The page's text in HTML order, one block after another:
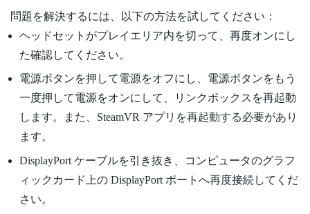
問題を解決するには、以下の方法を試してください：
ヘッドセットがプレイエリア内を切って、再度オンにし
た確認してください。
電源ボタンを押して電源をオフにし、電源ボタンをもう
一度押して電源をオンにして、リンクボックスを再起動
します。また、 SteamVR アプリを再起動する必要があり
ます。
DisplayPortケーブルを引き抜き、コンピュータのグラフ
ィックカード上の DisplayPortポートへ再度接続してくだ
さい。